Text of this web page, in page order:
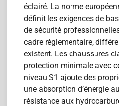
éclairé. La norme
définit les exigences de
de sécurité
cadre réglementaire,
existent. Les chaussures
protection minimale avec
niveau S1 ajoute des
une absorption d’énergie
résistance aux